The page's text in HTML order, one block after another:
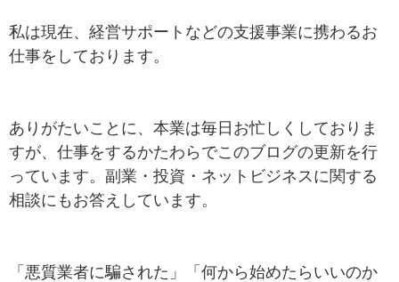
私は現在、経営サポートなどの支援事業に携わるお
仕事をしております。
ありがたいことに、本業は毎日お忙しくしておりま
すが、仕事をするかたわらでこのブログの更新を行
っています。副業・投資・ネットビジネスに関する
相談にもお答えしています。
「悪質業者に騙された」「何から始めたらいいのか